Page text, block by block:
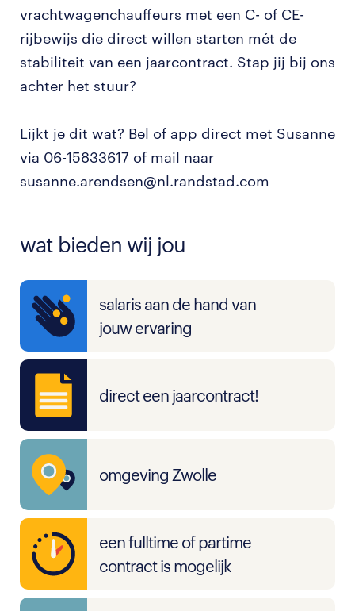
vrachtwagenchauffeurs met een C- of CE-
rijbewijs die direct willen starten mét de
stabiliteit van een jaarcontract. Stap jij bij ons
achter het stuur?
Lijkt je dit wat? Bel of app direct met Susanne
via 06-15833617 of mail naar
susanne.arendsen@nl.randstad.com
wat bieden wij jou
salaris aan de hand van
jouw ervaring
direct een jaarcontract!
omgeving Zwolle
een fulltime of partime
contract is mogelijk